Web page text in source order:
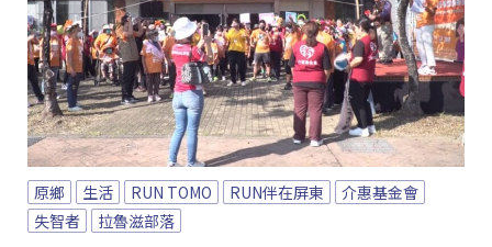
原鄉 生活 RUN TOMO RUN伴在屏東
介惠基金會
失智者
拉魯滋部落